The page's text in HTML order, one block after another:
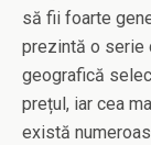
să fii foarte
prezintă o serie
geografică
prețul, iar cea
există